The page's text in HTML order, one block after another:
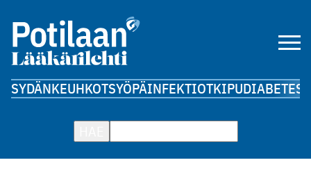
SYDÄNKEUHKOTSYÖPÄINFEKTIOTKIPUDIABETES